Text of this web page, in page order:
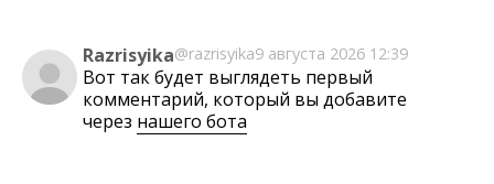
Razrisyika@razrisyika9 августа 2026 12:39
Вот так будет выглядеть первый
комментарий, который вы добавите
через нашего бота